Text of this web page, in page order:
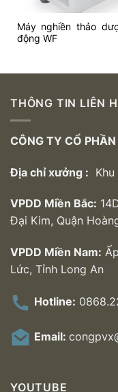
Máy nghiền thảo
động WF
THÔNG TIN LIÊN
CÔNG TY CỔ
Địa chỉ xưởng :
VPDD Miền Bắc:
Đại Kim, Quận
VPDD Miền Nam:
Lức, Tỉnh Long An
Hotline:
Email:
YOUTUBE